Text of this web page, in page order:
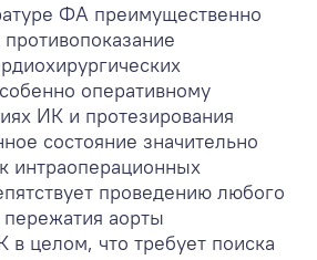
ФА преимущественно
оперативному
ИК и протезирования
состояние значительно
интраоперационных
проведению любого
аорты
целом, что требует поиска